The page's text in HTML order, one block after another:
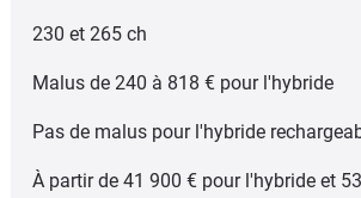
230 et 265 ch
Malus de 240 à 818 € pour l'hybride
Pas de malus pour l'hybride
À partir de 41 900 € pour l'hybride et